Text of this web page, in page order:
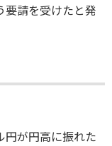
要請を受けたと発
円が円高に振れた